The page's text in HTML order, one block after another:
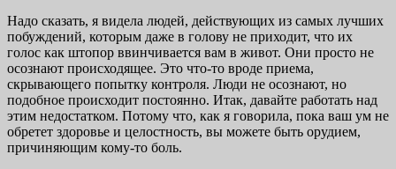
Надо сказать, я видела людей, действующих из самых лучших
побуждений, которым даже в голову не приходит, что их
голос как штопор ввинчивается вам в живот. Они просто не
осознают происходящее. Это что-то вроде приема,
скрывающего попытку контроля. Люди не осознают, но
подобное происходит постоянно. Итак, давайте работать над
этим недостатком. Потому что, как я говорила, пока ваш ум не
обретет здоровье и целостность, вы можете быть орудием,
причиняющим кому-то боль.